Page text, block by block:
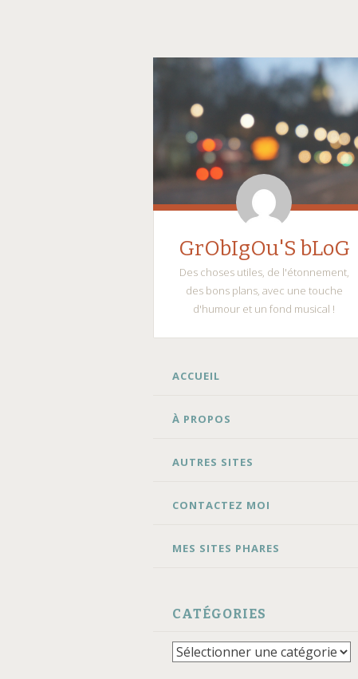
GrObIgOu'S bLoG
Des choses utiles, de l'étonnement,
des bons plans, avec une touche
d'humour et un fond musical !
ALLER
CONTENU
ACCUEIL
À PROPOS
AUTRES SITES
CONTACTEZ MOI
MES SITES PHARES
CATÉGORIES
Catégories